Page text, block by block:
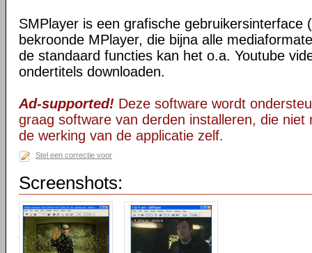
SMPlayer is een grafische gebruikersinterface
bekroonde MPlayer, die bijna alle
de standaard functies kan het o.a. Youtube
ondertitels downloaden.
Ad-supported! Deze software wordt
graag software van derden installeren, die niet
de werking van de applicatie zelf.
Stel een correctie voor
Screenshots: